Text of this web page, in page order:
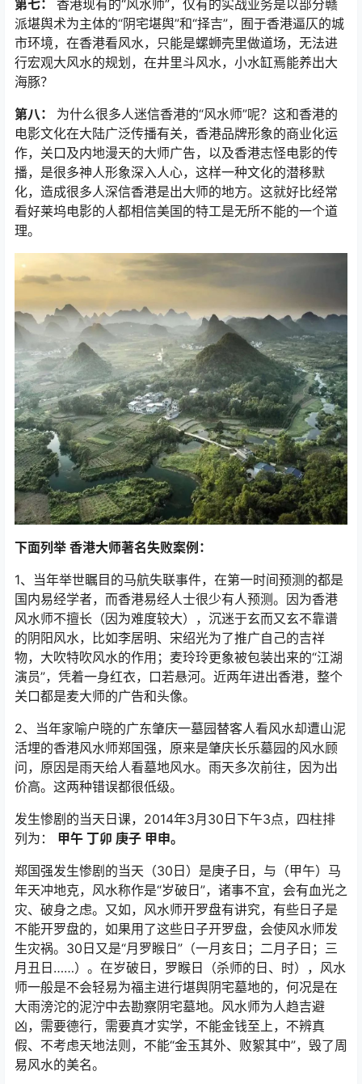
第七： 香港现有的“风水师”，仅有的实战业务是以部分赣
派堪舆术为主体的“阴宅堪舆”和“择吉”，囿于香港逼仄的城
市环境，在香港看风水，只能是螺蛳壳里做道场，无法进
行宏观大风水的规划，在井里斗风水，小水缸焉能养出大
海豚？
第八： 为什么很多人迷信香港的“风水师”呢？这和香港的
电影文化在大陆广泛传播有关，香港品牌形象的商业化运
作，关口及内地漫天的大师广告，以及香港志怪电影的传
播，是很多神人形象深入人心，这样一种文化的潜移默
化，造成很多人深信香港是出大师的地方。这就好比经常
看好莱坞电影的人都相信美国的特工是无所不能的一个道
理。
下面列举 香港大师著名失败案例：
1、当年举世瞩目的马航失联事件，在第一时间预测的都是
国内易经学者，而香港易经人士很少有人预测。因为香港
风水师不擅长（因为难度较大），沉迷于玄而又玄不靠谱
的阴阳风水，比如李居明、宋绍光为了推广自己的吉祥
物，大吹特吹风水的作用；麦玲玲更象被包装出来的“江湖
演员”，凭着一身红衣，口若悬河。近两年进出香港，整个
关口都是麦大师的广告和头像。
2、当年家喻户晓的广东肇庆一墓园替客人看风水却遭山泥
活埋的香港风水师郑国强，原来是肇庆长乐墓园的风水顾
问，原因是雨天给人看墓地风水。雨天多次前往，因为出
价高。这两种错误都很低级。
发生惨剧的当天日课，2014年3月30日下午3点，四柱排
列为： 甲午 丁卯 庚子 甲申。
郑国强发生惨剧的当天（30日）是庚子日，与（甲午）马
年天冲地克，风水称作是“岁破日”，诸事不宜，会有血光之
灾、破身之虑。又如，风水师开罗盘有讲究，有些日子是
不能开罗盘的，如果用了这些日子开罗盘，会使风水师发
生灾祸。30日又是“月罗睺日”（一月亥日；二月子日；三
月丑日……）。在岁破日，罗睺日（杀师的日、时），风水
师一般是不会轻易为福主进行堪舆阴宅墓地的，何况是在
大雨滂沱的泥泞中去勘察阴宅墓地。风水师为人趋吉避
凶，需要德行，需要真才实学，不能金钱至上，不辨真
假、不考虑天地法则，不能“金玉其外、败絮其中”，毁了周
易风水的美名。